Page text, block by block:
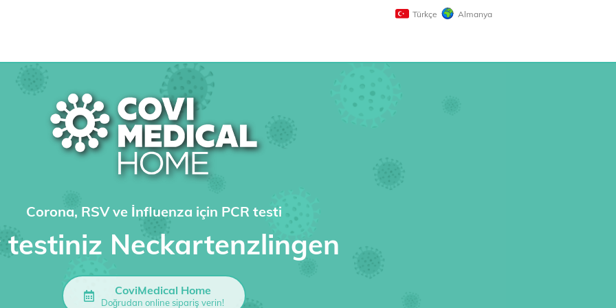
Türkçe Almanya
Corona, RSV ve İnfluenza için PCR testi
testiniz Neckartenzlingen
CoviMedical Home
Doğrudan online sipariş verin!